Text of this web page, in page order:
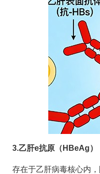
3.乙肝e抗原（HBeAg）
存在于乙肝病毒核心内，